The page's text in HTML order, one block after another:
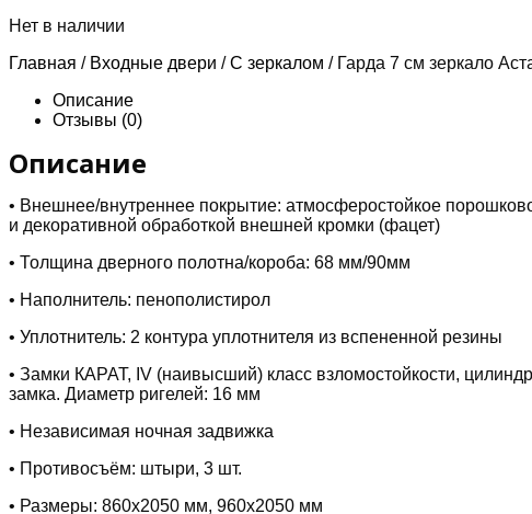
Нет в наличии
Главная / Входные двери /С зеркалом / Гарда 7 см зеркало
Описание
Отзывы (0)
Описание
• Внешнее/внутреннее покрытие: атмосферостойкое
и декоративной обработкой внешней кромки (фацет)
• Толщина дверного полотна/короба: 68 мм/90мм
• Наполнитель: пенополистирол
• Уплотнитель: 2 контура уплотнителя из вспененной резины
• Замки КАРАТ, IV (наивысший) класс взломостойкости,
замка. Диаметр ригелей: 16 мм
• Независимая ночная задвижка
• Противосъём: штыри, 3 шт.
• Размеры: 860х2050 мм, 960х2050 мм